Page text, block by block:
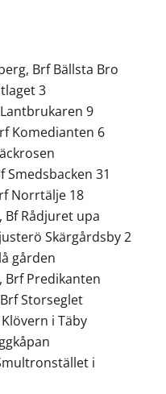
Brf Bällsta Bro
3
9
Komedianten 6
Smedsbacken 31
Norrtälje 18
Bf Rådjuret upa
Skärgårdsby 2
gården
Brf Predikanten
Storseglet
i Täby
i